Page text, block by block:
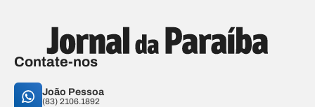
Contate-nos
João Pessoa
(83) 2106.1892